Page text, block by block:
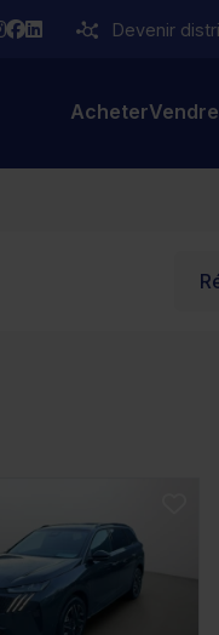
Instagram
Facebook
LinkedinDevenir
AcheterVendre